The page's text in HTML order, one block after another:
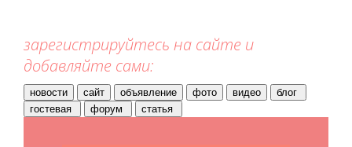
зарегистрируйтесь на сайте и
добавляйте сами: